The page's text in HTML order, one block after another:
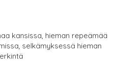
kansissa, hieman repeämää
selkämyksessä hieman